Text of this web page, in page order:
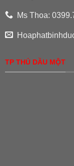
Ms Thoa:
TP THỦ DẦU MỘT